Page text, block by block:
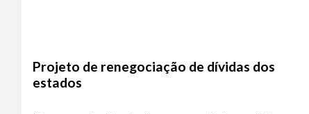
Projeto de renegociação de dívidas dos
estados